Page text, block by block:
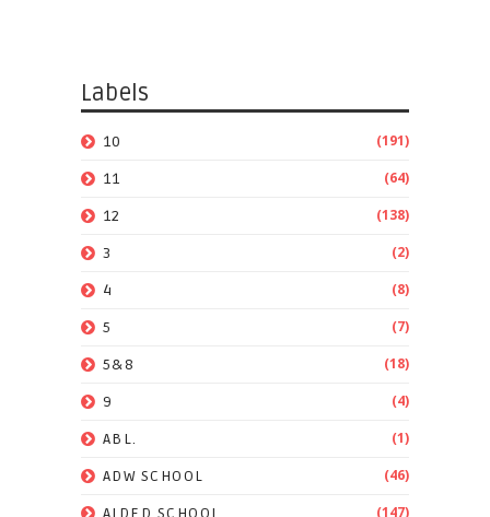
Labels
10 (191)
11 (64)
12 (138)
3 (2)
4 (8)
5 (7)
5&8 (18)
9 (4)
ABL. (1)
ADW SCHOOL (46)
AIDED SCHOOL (147)